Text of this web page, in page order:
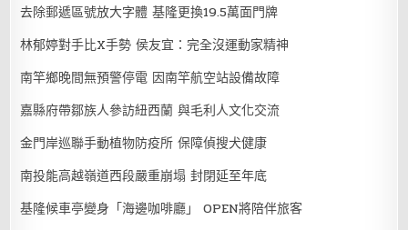
去除郵遞區號放大字體 基隆更換19.5萬面門牌
林郁婷對手比X手勢 侯友宜：完全沒運動家精神
南竿鄉晚間無預警停電 因南竿航空站設備故障
嘉縣府帶鄒族人參訪紐西蘭 與毛利人文化交流
金門岸巡聯手動植物防疫所 保障偵搜犬健康
南投能高越嶺道西段嚴重崩塌 封閉延至年底
基隆候車亭變身「海邊咖啡廳」 OPEN將陪伴旅客